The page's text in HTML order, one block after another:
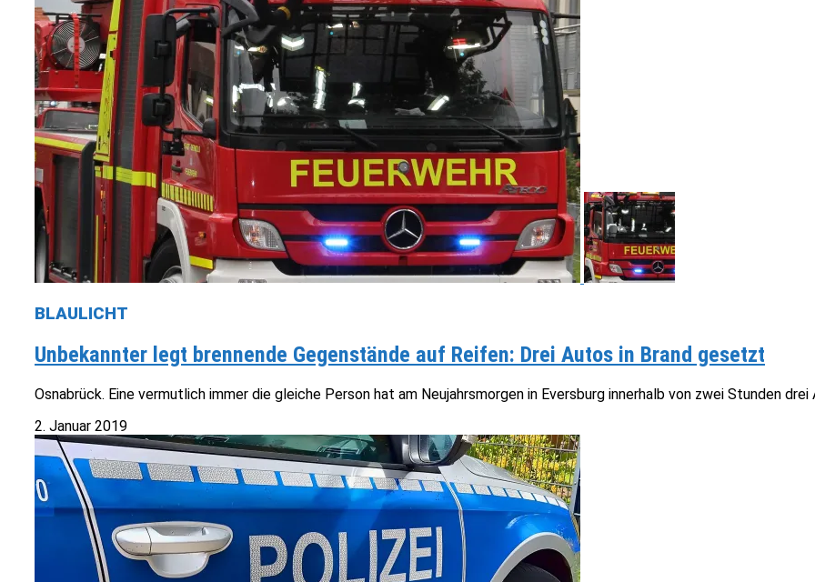
BLAULICHT
Unbekannter legt brennende Gegenstände auf Reifen: Drei Autos in Brand gesetzt
Osnabrück. Eine vermutlich immer die gleiche Person hat am Neujahrsmorgen in Eversburg innerhalb von zwei Stunden
2. Januar 2019